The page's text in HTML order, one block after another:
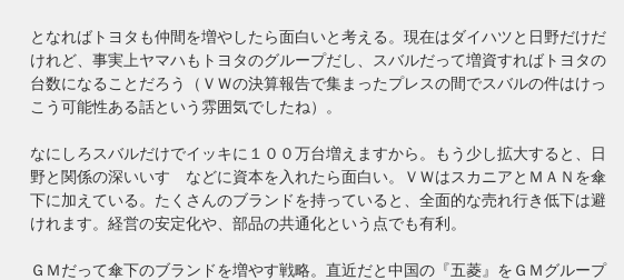
となればトヨタも仲間を増やしたら面白いと考える。現在はダイハツと日野だけだ
けれど、事実上ヤマハもトヨタのグループだし、スバルだって増資すればトヨタの
台数になることだろう（ＶＷの決算報告で集まったプレスの間でスバルの件はけっ
こう可能性ある話という雰囲気でしたね）。
なにしろスバルだけでイッキに１００万台増えますから。もう少し拡大すると、日
野と関係の深いいすゞなどに資本を入れたら面白い。ＶＷはスカニアとＭＡＮを傘
下に加えている。たくさんのブランドを持っていると、全面的な売れ行き低下は避
けれます。経営の安定化や、部品の共通化という点でも有利。
ＧＭだって傘下のブランドを増やす戦略。直近だと中国の『五菱』をＧＭグループ